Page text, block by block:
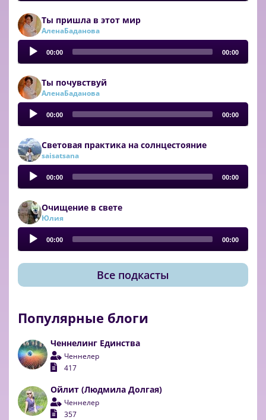
Ты пришла в этот мир
АленаБаданова
Audio
Player
00:00 00:00
Ты почувствуй
АленаБаданова
Audio
Player
00:00 00:00
Световая практика на солнцестояние
saisatsana
Audio
Player
00:00 00:00
Очищение в свете
Юлия
Audio
Player
00:00 00:00
Все подкасты
Популярные блоги
Ченнелинг Единства
Ченнелер
417
Ойлит (Людмила Долгая)
Ченнелер
357